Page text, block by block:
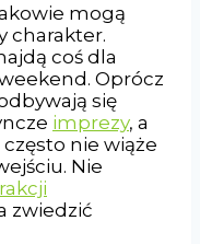
mogą
charakter.
coś dla
Oprócz
się
imprezy, a
nie wiąże
Nie
zwiedzić